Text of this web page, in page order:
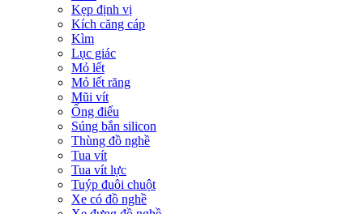
Kẹp định vị
Kích căng cáp
Kìm
Lục giác
Mỏ lết
Mỏ lết răng
Mũi vít
Ống điếu
Súng bắn silicon
Thùng đồ nghề
Tua vít
Tua vít lực
Tuýp đuôi chuột
Xe có đồ nghề